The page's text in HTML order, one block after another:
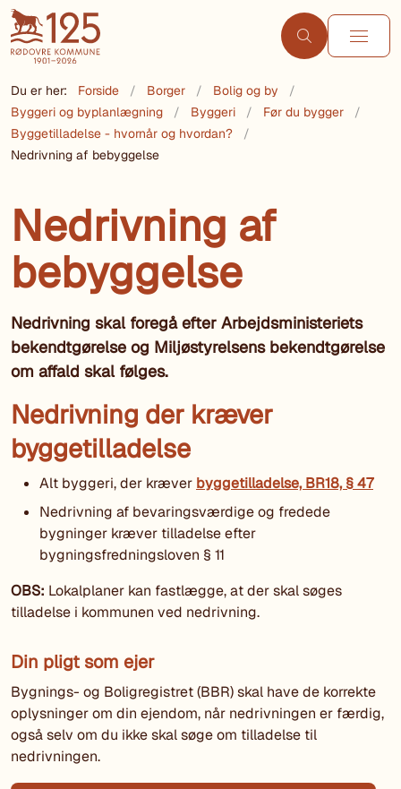
Du er her: Forside Borger
Bolig og by
Byggeri og byplanlægning
Byggeri
Før du bygger
Byggetilladelse - hvornår og hvordan?
Nedrivning af bebyggelse
Nedrivning af
bebyggelse
Nedrivning skal foregå efter Arbejdsministeriets
bekendtgørelse og Miljøstyrelsens bekendtgørelse
om affald skal følges.
Nedrivning der kræver
byggetilladelse
Alt byggeri, der kræver byggetilladelse, BR18, § 47
Nedrivning af bevaringsværdige og fredede
bygninger kræver tilladelse efter
bygningsfredningsloven § 11
OBS: Lokalplaner kan fastlægge, at der skal søges
tilladelse i kommunen ved nedrivning.
Din pligt som ejer
Bygnings- og Boligregistret (BBR) skal have de korrekte
oplysninger om din ejendom, når nedrivningen er færdig,
også selv om du ikke skal søge om tilladelse til
nedrivningen.